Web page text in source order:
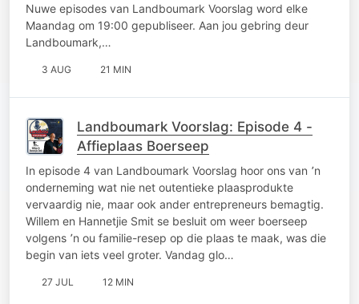
Nuwe episodes van Landboumark Voorslag word elke
Maandag om 19:00 gepubliseer. Aan jou gebring deur
Landboumark,…
3 AUG 21 MIN
Landboumark Voorslag: Episode 4 -
Affieplaas Boerseep
In episode 4 van Landboumark Voorslag hoor ons van ՚n
onderneming wat nie net outentieke plaasprodukte
vervaardig nie, maar ook ander entrepreneurs bemagtig.
Willem en Hannetjie Smit se besluit om weer boerseep
volgens ՚n ou familie-resep op die plaas te maak, was die
begin van iets veel groter. Vandag glo…
27 JUL 12 MIN